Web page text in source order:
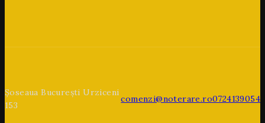
Șoseaua București Urziceni
153
comenzi@noterare.ro0724139054